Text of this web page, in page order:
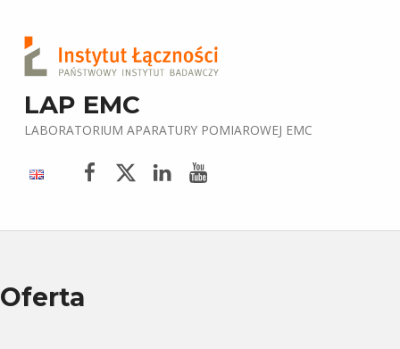
LAP EMC
LABORATORIUM APARATURY POMIAROWEJ EMC
Oferta